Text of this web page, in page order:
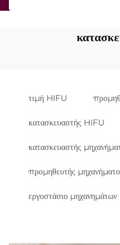
τιμή HIFU
κατασκευαστής HIFU
κατασκευαστής
προμηθευτής
εργοστάσιο